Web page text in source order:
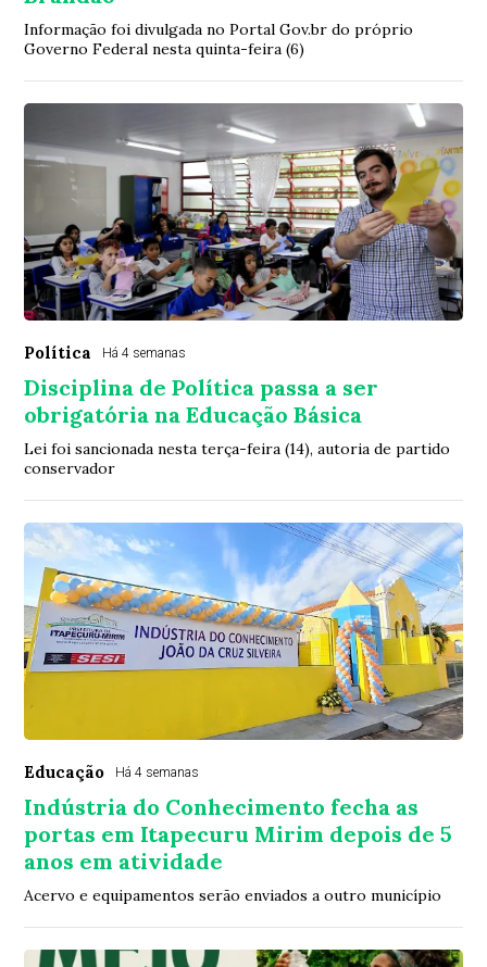
Informação foi divulgada no Portal Gov.br do próprio
Governo Federal nesta quinta-feira (6)
Política Há 4 semanas
Disciplina de Política passa a ser
obrigatória na Educação Básica
Lei foi sancionada nesta terça-feira (14), autoria de partido
conservador
Educação Há 4 semanas
Indústria do Conhecimento fecha as
portas em Itapecuru Mirim depois de 5
anos em atividade
Acervo e equipamentos serão enviados a outro município